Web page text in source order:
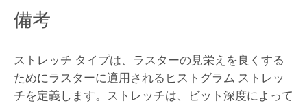
備考
ストレッチ タイプは、ラスターの見栄えを良くする
ためにラスターに適用されるヒストグラム ストレッ
チを定義します。ストレッチは、ビット深度によって